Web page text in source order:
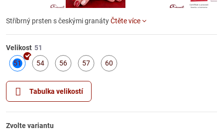
Stříbrný prsten s českými granátyČtěte více
Velikost
51
54
56
57
60
Tabulka velikostí
Zvolte variantu